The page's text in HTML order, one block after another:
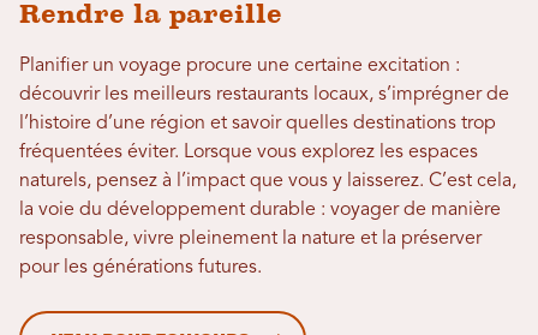
Rendre la pareille
Planifier un voyage procure une certaine excitation :
découvrir les meilleurs restaurants locaux, s’imprégner de
l’histoire d’une région et savoir quelles destinations trop
fréquentées éviter. Lorsque vous explorez les espaces
naturels, pensez à l’impact que vous y laisserez. C’est cela,
la voie du développement durable : voyager de manière
responsable, vivre pleinement la nature et la préserver
pour les générations futures.